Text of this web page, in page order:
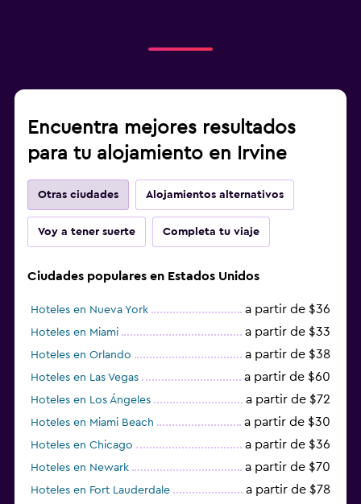
Encuentra mejores resultados
para tu alojamiento en Irvine
Otras ciudades Alojamientos alternativos
Voy a tener suerte Completa tu viaje
Ciudades populares en Estados Unidos
Hoteles en Nueva York a partir de $36
Hoteles en Miami a partir de $33
Hoteles en Orlando a partir de $38
Hoteles en Las Vegas a partir de $60
Hoteles en Los Ángeles a partir de $72
Hoteles en Miami Beach a partir de $30
Hoteles en Chicago a partir de $36
Hoteles en Newark a partir de $70
Hoteles en Fort Lauderdale a partir de $78